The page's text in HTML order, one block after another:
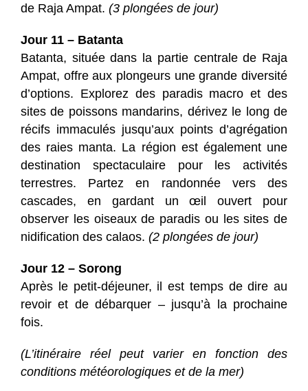
de Raja Ampat. (3 plongées de jour)
Jour 11 – Batanta
Batanta, située dans la partie centrale de Raja
Ampat, offre aux plongeurs une grande diversité
d’options. Explorez des paradis macro et des
sites de poissons mandarins, dérivez le long de
récifs immaculés jusqu’aux points d’agrégation
des raies manta. La région est également une
destination spectaculaire pour les activités
terrestres. Partez en randonnée vers des
cascades, en gardant un œil ouvert pour
observer les oiseaux de paradis ou les sites de
nidification des calaos. (2 plongées de jour)
Jour 12 – Sorong
Après le petit-déjeuner, il est temps de dire au
revoir et de débarquer – jusqu’à la prochaine
fois.
(L’itinéraire réel peut varier en fonction des
conditions météorologiques et de la mer)